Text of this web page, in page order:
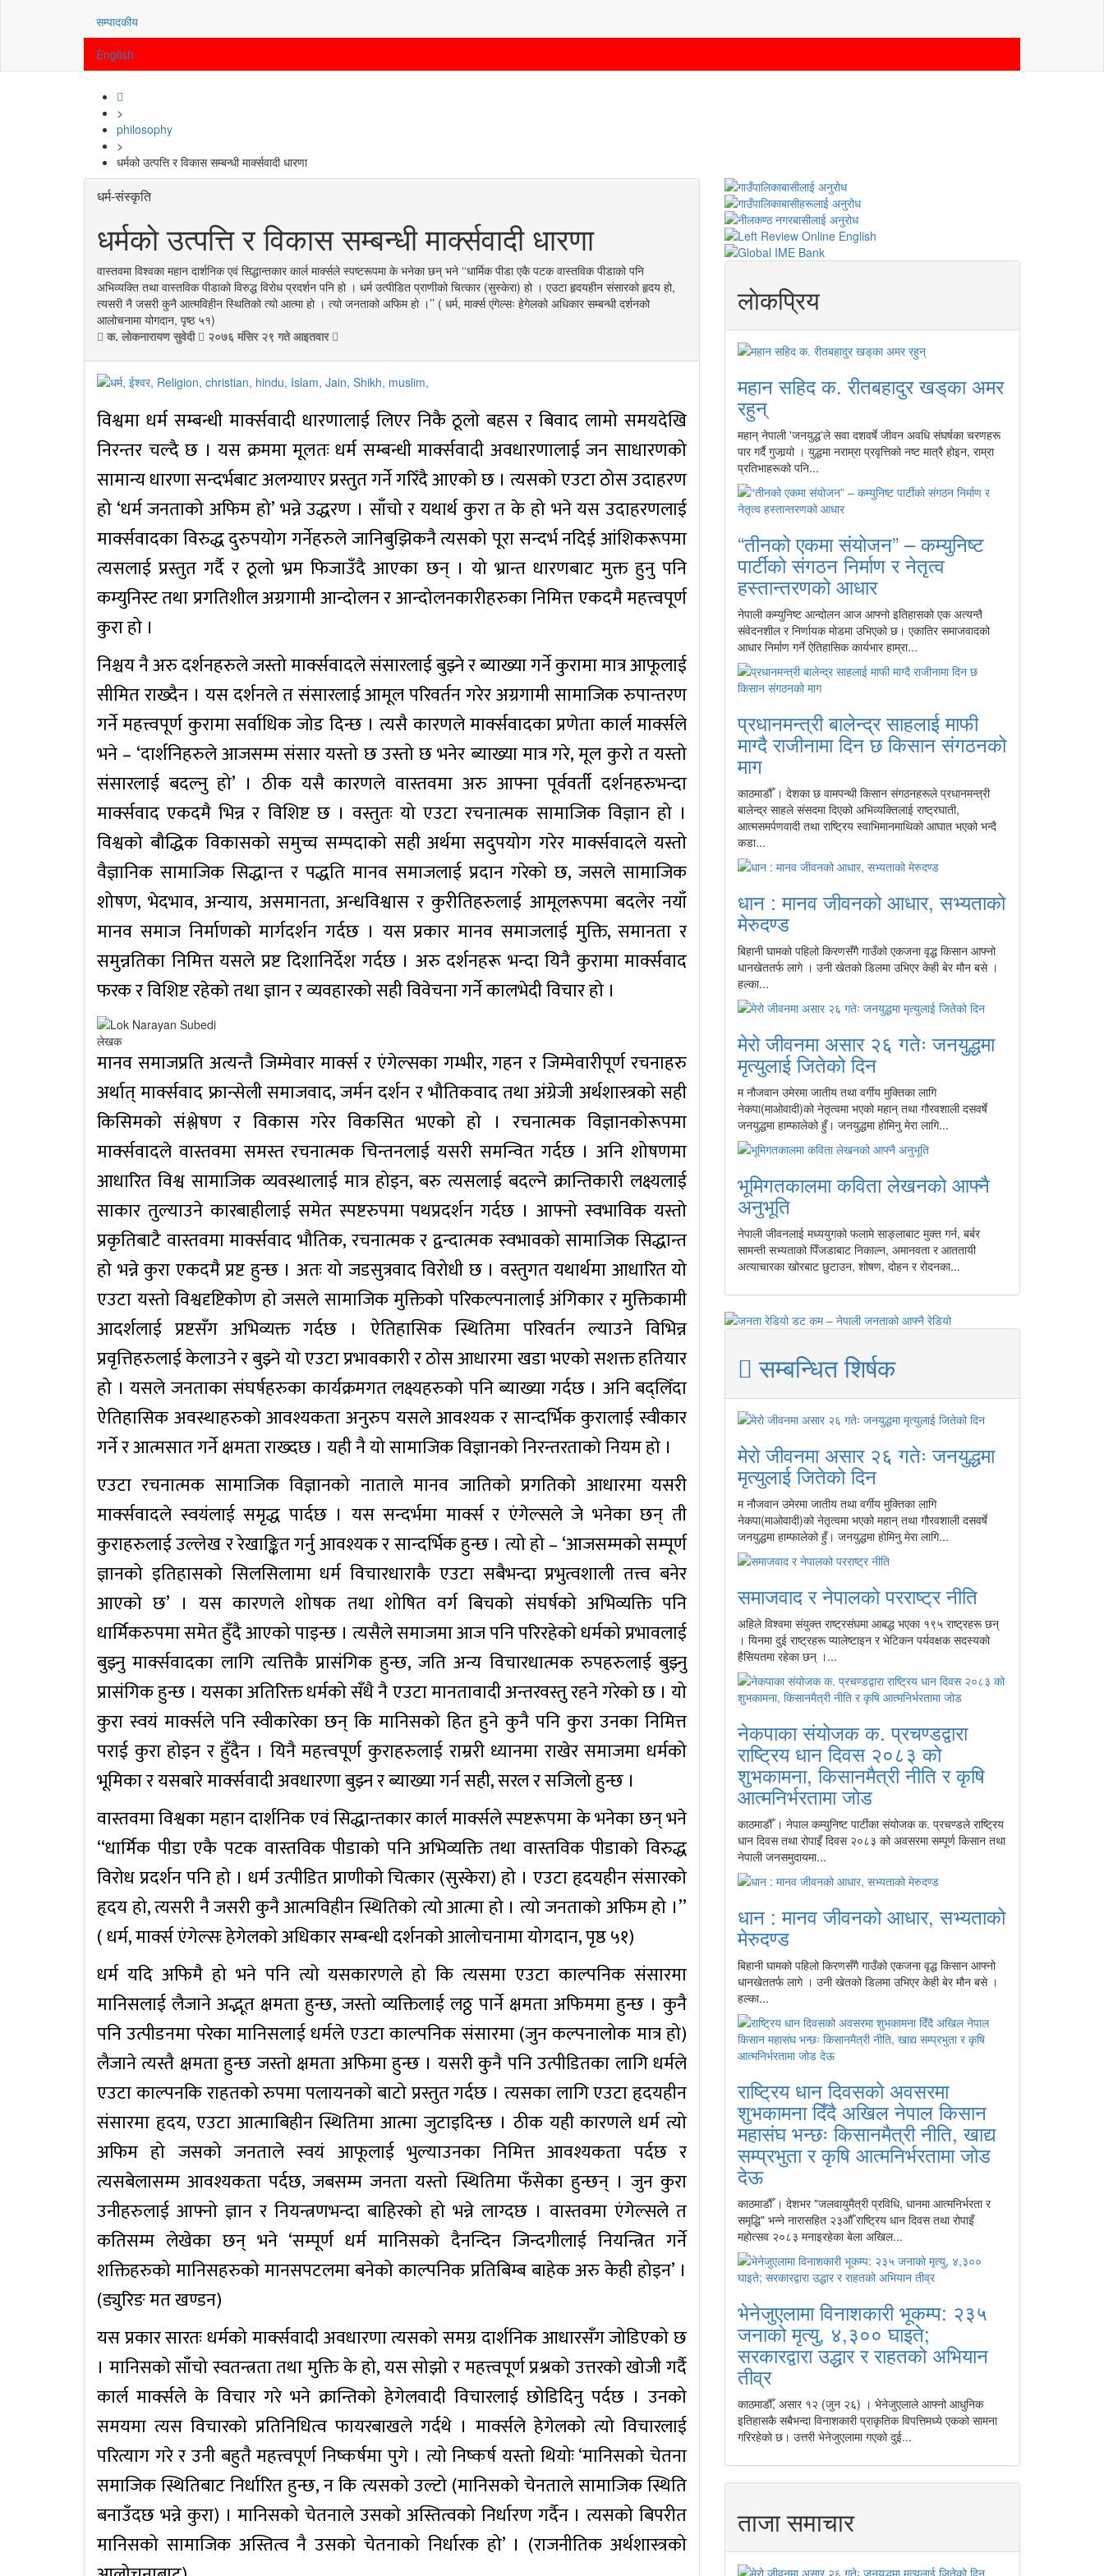
सम्पादकीय
English
>
philosophy
>
धर्मको उत्पत्ति र विकास सम्बन्धी मार्क्सवादी धारणा
धर्म-संस्कृति
धर्मको उत्पत्ति र विकास सम्बन्धी मार्क्सवादी धारणा
वास्तवमा विश्वका महान दार्शनिक एवं सिद्धान्तकार कार्ल मार्क्सले स्पष्टरूपमा के भनेका छन् भने ‘‘धार्मिक पीडा एकै पटक वास्तविक पीडाको पनि
अभिव्यक्ति तथा वास्तविक पीडाको विरुद्ध विरोध प्रदर्शन पनि हो । धर्म उत्पीडित प्राणीको चित्कार (सुस्केरा) हो । एउटा हृदयहीन संसारको हृदय हो,
त्यसरी नै जसरी कुनै आत्मविहीन स्थितिको त्यो आत्मा हो । त्यो जनताको अफिम हो ।’’ ( धर्म, मार्क्स एंगेल्सः हेगेलको अधिकार सम्बन्धी दर्शनको
आलोचनामा योगदान, पृष्ठ ५१)
क. लोकनारायण सुवेदी
२०७६ मंसिर २९ गते आइतवार
विश्वमा धर्म सम्बन्धी मार्क्सवादी धारणालाई लिएर निकै ठूलो बहस र बिवाद लामो समयदेखि
निरन्तर चल्दै छ । यस क्रममा मूलतः धर्म सम्बन्धी मार्क्सवादी अवधारणालाई जन साधारणको
सामान्य धारणा सन्दर्भबाट अलग्याएर प्रस्तुत गर्ने गरिँदै आएको छ । त्यसको एउटा ठोस उदाहरण
हो ‘धर्म जनताको अफिम हो’ भन्ने उद्धरण । साँचो र यथार्थ कुरा त के हो भने यस उदाहरणलाई
मार्क्सवादका विरुद्ध दुरुपयोग गर्नेहरुले जानिबुझिकनै त्यसको पूरा सन्दर्भ नदिई आंशिकरूपमा
त्यसलाई प्रस्तुत गर्दै र ठूलो भ्रम फिजाउँदै आएका छन् । यो भ्रान्त धारणबाट मुक्त हुनु पनि
कम्युनिस्ट तथा प्रगतिशील अग्रगामी आन्दोलन र आन्दोलनकारीहरुका निमित्त एकदमै महत्त्वपूर्ण
कुरा हो ।
निश्चय नै अरु दर्शनहरुले जस्तो मार्क्सवादले संसारलाई बुझ्ने र ब्याख्या गर्ने कुरामा मात्र आफूलाई
सीमित राख्दैन । यस दर्शनले त संसारलाई आमूल परिवर्तन गरेर अग्रगामी सामाजिक रुपान्तरण
गर्ने महत्त्वपूर्ण कुरामा सर्वाधिक जोड दिन्छ । त्यसै कारणले मार्क्सवादका प्रणेता कार्ल मार्क्सले
भने – ‘दार्शनिहरुले आजसम्म संसार यस्तो छ उस्तो छ भनेर ब्याख्या मात्र गरे, मूल कुरो त यस्तो
संसारलाई बदल्नु हो’ । ठीक यसै कारणले वास्तवमा अरु आफ्ना पूर्ववर्ती दर्शनहरुभन्दा
मार्क्सवाद एकदमै भिन्न र विशिष्ट छ । वस्तुतः यो एउटा रचनात्मक सामाजिक विज्ञान हो ।
विश्वको बौद्धिक विकासको समुच्च सम्पदाको सही अर्थमा सदुपयोग गरेर मार्क्सवादले यस्तो
वैज्ञानिक सामाजिक सिद्धान्त र पद्धति मानव समाजलाई प्रदान गरेको छ, जसले सामाजिक
शोषण, भेदभाव, अन्याय, असमानता, अन्धविश्वास र कुरीतिहरुलाई आमूलरूपमा बदलेर नयाँ
मानव समाज निर्माणको मार्गदर्शन गर्दछ । यस प्रकार मानव समाजलाई मुक्ति, समानता र
समुन्नतिका निमित्त यसले प्रष्ट दिशानिर्देश गर्दछ । अरु दर्शनहरू भन्दा यिनै कुरामा मार्क्सवाद
फरक र विशिष्ट रहेको तथा ज्ञान र व्यवहारको सही विवेचना गर्ने कालभेदी विचार हो ।
लेखक
मानव समाजप्रति अत्यन्तै जिम्मेवार मार्क्स र एंगेल्सका गम्भीर, गहन र जिम्मेवारीपूर्ण रचनाहरु
अर्थात् मार्क्सवाद फ्रान्सेली समाजवाद, जर्मन दर्शन र भौतिकवाद तथा अंग्रेजी अर्थशास्त्रको सही
किसिमको संश्लेषण र विकास गरेर विकसित भएको हो । रचनात्मक विज्ञानकोरूपमा
मार्क्सवादले वास्तवमा समस्त रचनात्मक चिन्तनलाई यसरी समन्वित गर्दछ । अनि शोषणमा
आधारित विश्व सामाजिक व्यवस्थालाई मात्र होइन, बरु त्यसलाई बदल्ने क्रान्तिकारी लक्ष्यलाई
साकार तुल्याउने कारबाहीलाई समेत स्पष्टरुपमा पथप्रदर्शन गर्दछ । आफ्नो स्वभाविक यस्तो
प्रकृतिबाटै वास्तवमा मार्क्सवाद भौतिक, रचनात्मक र द्वन्दात्मक स्वभावको सामाजिक सिद्धान्त
हो भन्ने कुरा एकदमै प्रष्ट हुन्छ । अतः यो जडसुत्रवाद विरोधी छ । वस्तुगत यथार्थमा आधारित यो
एउटा यस्तो विश्वदृष्टिकोण हो जसले सामाजिक मुक्तिको परिकल्पनालाई अंगिकार र मुक्तिकामी
आदर्शलाई प्रष्टसँग अभिव्यक्त गर्दछ । ऐतिहासिक स्थितिमा परिवर्तन ल्याउने विभिन्न
प्रवृत्तिहरुलाई केलाउने र बुझ्ने यो एउटा प्रभावकारी र ठोस आधारमा खडा भएको सशक्त हतियार
हो । यसले जनताका संघर्षहरुका कार्यक्रमगत लक्ष्यहरुको पनि ब्याख्या गर्दछ । अनि बद्लिँदा
ऐतिहासिक अवस्थाहरुको आवश्यकता अनुरुप यसले आवश्यक र सान्दर्भिक कुरालाई स्वीकार
गर्ने र आत्मसात गर्ने क्षमता राख्दछ । यही नै यो सामाजिक विज्ञानको निरन्तरताको नियम हो ।
एउटा रचनात्मक सामाजिक विज्ञानको नाताले मानव जातिको प्रगतिको आधारमा यसरी
मार्क्सवादले स्वयंलाई समृद्ध पार्दछ । यस सन्दर्भमा मार्क्स र एंगेल्सले जे भनेका छन् ती
कुराहरुलाई उल्लेख र रेखाङ्कित गर्नु आवश्यक र सान्दर्भिक हुन्छ । त्यो हो – ‘आजसम्मको सम्पूर्ण
ज्ञानको इतिहासको सिलसिलामा धर्म विचारधाराकै एउटा सबैभन्दा प्रभुत्वशाली तत्त्व बनेर
आएको छ’ । यस कारणले शोषक तथा शोषित वर्ग बिचको संघर्षको अभिव्यक्ति पनि
धार्मिकरुपमा समेत हुँदै आएको पाइन्छ । त्यसैले समाजमा आज पनि परिरहेको धर्मको प्रभावलाई
बुझ्नु मार्क्सवादका लागि त्यत्तिकै प्रासंगिक हुन्छ, जति अन्य विचारधात्मक रुपहरुलाई बुझ्नु
प्रासंगिक हुन्छ । यसका अतिरिक्त धर्मको सँधै नै एउटा मानतावादी अन्तरवस्तु रहने गरेको छ । यो
कुरा स्वयं मार्क्सले पनि स्वीकारेका छन् कि मानिसको हित हुने कुनै पनि कुरा उनका निमित्त
पराई कुरा होइन र हुँदैन । यिनै महत्त्वपूर्ण कुराहरुलाई राम्ररी ध्यानमा राखेर समाजमा धर्मको
भूमिका र यसबारे मार्क्सवादी अवधारणा बुझ्न र ब्याख्या गर्न सही, सरल र सजिलो हुन्छ ।
वास्तवमा विश्वका महान दार्शनिक एवं सिद्धान्तकार कार्ल मार्क्सले स्पष्टरूपमा के भनेका छन् भने
‘‘धार्मिक पीडा एकै पटक वास्तविक पीडाको पनि अभिव्यक्ति तथा वास्तविक पीडाको विरुद्ध
विरोध प्रदर्शन पनि हो । धर्म उत्पीडित प्राणीको चित्कार (सुस्केरा) हो । एउटा हृदयहीन संसारको
हृदय हो, त्यसरी नै जसरी कुनै आत्मविहीन स्थितिको त्यो आत्मा हो । त्यो जनताको अफिम हो ।’’
( धर्म, मार्क्स एंगेल्सः हेगेलको अधिकार सम्बन्धी दर्शनको आलोचनामा योगदान, पृष्ठ ५१)
धर्म यदि अफिमै हो भने पनि त्यो यसकारणले हो कि त्यसमा एउटा काल्पनिक संसारमा
मानिसलाई लैजाने अद्भूत क्षमता हुन्छ, जस्तो व्यक्तिलाई लठ्ठ पार्ने क्षमता अफिममा हुन्छ । कुनै
पनि उत्पीडनमा परेका मानिसलाई धर्मले एउटा काल्पनिक संसारमा (जुन कल्पनालोक मात्र हो)
लैजाने त्यस्तै क्षमता हुन्छ जस्तो क्षमता अफिमा हुन्छ । यसरी कुनै पनि उत्पीडितका लागि धर्मले
एउटा काल्पनकि राहतको रुपमा पलायनको बाटो प्रस्तुत गर्दछ । त्यसका लागि एउटा हृदयहीन
संसारमा हृदय, एउटा आत्माबिहीन स्थितिमा आत्मा जुटाइदिन्छ । ठीक यही कारणले धर्म त्यो
अफिम हो जसको जनताले स्वयं आफूलाई भुल्याउनका निमित्त आवश्यकता पर्दछ र
त्यसबेलासम्म आवश्यकता पर्दछ, जबसम्म जनता यस्तो स्थितिमा फँसेका हुन्छन् । जुन कुरा
उनीहरुलाई आफ्नो ज्ञान र नियन्त्रणभन्दा बाहिरको हो भन्ने लाग्दछ । वास्तवमा एंगेल्सले त
कतिसम्म लेखेका छन् भने ‘सम्पूर्ण धर्म मानिसको दैनन्दिन जिन्दगीलाई नियन्त्रित गर्ने
शक्तिहरुको मानिसहरुको मानसपटलमा बनेको काल्पनिक प्रतिबिम्ब बाहेक अरु केही होइन’ ।
(ड्युरिङ मत खण्डन)
यस प्रकार सारतः धर्मको मार्क्सवादी अवधारणा त्यसको समग्र दार्शनिक आधारसँग जोडिएको छ
। मानिसको साँचो स्वतन्त्रता तथा मुक्ति के हो, यस सोझो र महत्त्वपूर्ण प्रश्नको उत्तरको खोजी गर्दै
कार्ल मार्क्सले के विचार गरे भने क्रान्तिको हेगेलवादी विचारलाई छोडिदिनु पर्दछ । उनको
समयमा त्यस विचारको प्रतिनिधित्व फायरबाखले गर्दथे । मार्क्सले हेगेलको त्यो विचारलाई
परित्याग गरे र उनी बहुतै महत्त्वपूर्ण निष्कर्षमा पुगे । त्यो निष्कर्ष यस्तो थियोः ‘मानिसको चेतना
समाजिक स्थितिबाट निर्धारित हुन्छ, न कि त्यसको उल्टो (मानिसको चेनताले सामाजिक स्थिति
बनाउँदछ भन्ने कुरा) । मानिसको चेतनाले उसको अस्तित्वको निर्धारण गर्दैन । त्यसको बिपरीत
मानिसको सामाजिक अस्तित्व नै उसको चेतनाको निर्धारक हो’ । (राजनीतिक अर्थशास्त्रको
लाेकप्रिय
महान सहिद क. रीतबहादुर खड्‌का अमर
रहुन्
महान् नेपाली 'जनयुद्ध'ले सवा दशवर्षे जीवन अवधि संघर्षका चरणहरू
पार गर्दै गुजार्‍यो । युद्धमा नराम्रा प्रवृत्तिको नष्ट मात्रै होइन, राम्रा
प्रतिभाहरूको पनि...
“तीनको एकमा संयोजन” – कम्युनिष्ट
पार्टीको संगठन निर्माण र नेतृत्व
हस्तान्तरणको आधार
नेपाली कम्युनिष्ट आन्दोलन आज आफ्नो इतिहासको एक अत्यन्तै
संवेदनशील र निर्णायक मोडमा उभिएको छ। एकातिर समाजवादको
आधार निर्माण गर्ने ऐतिहासिक कार्यभार हाम्रा...
प्रधानमन्त्री बालेन्द्र साहलाई माफी
माग्दै राजीनामा दिन छ किसान संगठनको
माग
काठमाडौँ । देशका छ वामपन्थी किसान संगठनहरूले प्रधानमन्त्री
बालेन्द्र साहले संसदमा दिएको अभिव्यक्तिलाई राष्ट्रघाती,
आत्मसमर्पणवादी तथा राष्ट्रिय स्वाभिमानमाथिको आघात भएको भन्दै
कडा...
धान : मानव जीवनको आधार, सभ्यताको
मेरुदण्ड
बिहानी घामको पहिलो किरणसँगै गाउँको एकजना वृद्ध किसान आफ्नो
धानखेततर्फ लागे । उनी खेतको डिलमा उभिएर केही बेर मौन बसे ।
हल्का...
मेरो जीवनमा असार २६ गतेः जनयुद्धमा
मृत्युलाई जितेको दिन
म नौजवान उमेरमा जातीय तथा वर्गीय मुक्तिका लागि
नेकपा(माओवादी)को नेतृत्वमा भएको महान् तथा गौरवशाली दसवर्षे
जनयुद्धमा हाम्फालेको हुँ। जनयुद्धमा होमिनु मेरा लागि...
भूमिगतकालमा कविता लेखनको आफ्नै
अनुभूति
नेपाली जीवनलाई मध्ययुगको फलामे साङ्लाबाट मुक्त गर्न, बर्बर
सामन्ती सभ्यताको पिँजडाबाट निकाल्न, अमानवता र आततायी
अत्याचारका खोरबाट छुटाउन, शोषण, दोहन र रोदनका...
सम्बन्धित शिर्षक
मेरो जीवनमा असार २६ गतेः जनयुद्धमा
मृत्युलाई जितेको दिन
म नौजवान उमेरमा जातीय तथा वर्गीय मुक्तिका लागि
नेकपा(माओवादी)को नेतृत्वमा भएको महान् तथा गौरवशाली दसवर्षे
जनयुद्धमा हाम्फालेको हुँ। जनयुद्धमा होमिनु मेरा लागि...
समाजवाद र नेपालको परराष्ट्र नीति
अहिले विश्वमा संयुक्त राष्ट्रसंघमा आबद्ध भएका १९५ राष्ट्रहरू छन्
। यिनमा दुई राष्ट्रहरू प्यालेष्टाइन र भेटिकन पर्यवक्षक सदस्यको
हैसियतमा रहेका छन् ।...
नेकपाका संयोजक क. प्रचण्डद्वारा
राष्ट्रिय धान दिवस २०८३ को
शुभकामना, किसानमैत्री नीति र कृषि
आत्मनिर्भरतामा जोड
काठमाडौँ । नेपाल कम्युनिष्ट पार्टीका संयोजक क. प्रचण्डले राष्ट्रिय
धान दिवस तथा रोपाइँ दिवस २०८३ को अवसरमा सम्पूर्ण किसान तथा
नेपाली जनसमुदायमा...
धान : मानव जीवनको आधार, सभ्यताको
मेरुदण्ड
बिहानी घामको पहिलो किरणसँगै गाउँको एकजना वृद्ध किसान आफ्नो
धानखेततर्फ लागे । उनी खेतको डिलमा उभिएर केही बेर मौन बसे ।
हल्का...
राष्ट्रिय धान दिवसको अवसरमा
शुभकामना दिँदै अखिल नेपाल किसान
महासंघ भन्छः किसानमैत्री नीति, खाद्य
सम्प्रभुता र कृषि आत्मनिर्भरतामा जोड
देऊ
काठमाडौँ । देशभर "जलवायुमैत्री प्रविधि, धानमा आत्मनिर्भरता र
समृद्धि" भन्ने नारासहित २३औँ राष्ट्रिय धान दिवस तथा रोपाइँ
महोत्सव २०८३ मनाइरहेका बेला अखिल...
भेनेजुएलामा विनाशकारी भूकम्प: २३५
जनाको मृत्यु, ४,३०० घाइते;
सरकारद्वारा उद्धार र राहतको अभियान
तीव्र
काठमाडौँ, असार १२ (जुन २६) । भेनेजुएलाले आफ्नो आधुनिक
इतिहासकै सबैभन्दा विनाशकारी प्राकृतिक विपत्तिमध्ये एकको सामना
गरिरहेको छ। उत्तरी भेनेजुएलामा गएको दुई...
ताजा समाचार